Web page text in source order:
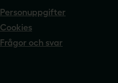
Personuppgifter
Cookies
Frågor och svar